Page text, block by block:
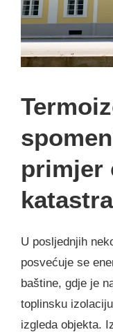
primjer
U posljednjih
posvećuje se
baštine, gdje je
toplinsku
izgleda objekta.